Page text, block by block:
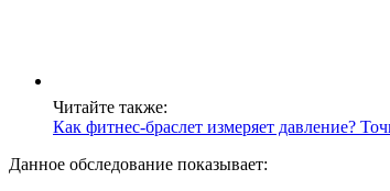
Читайте также:
Как фитнес-браслет измеряет давление?
Данное обследование показывает: